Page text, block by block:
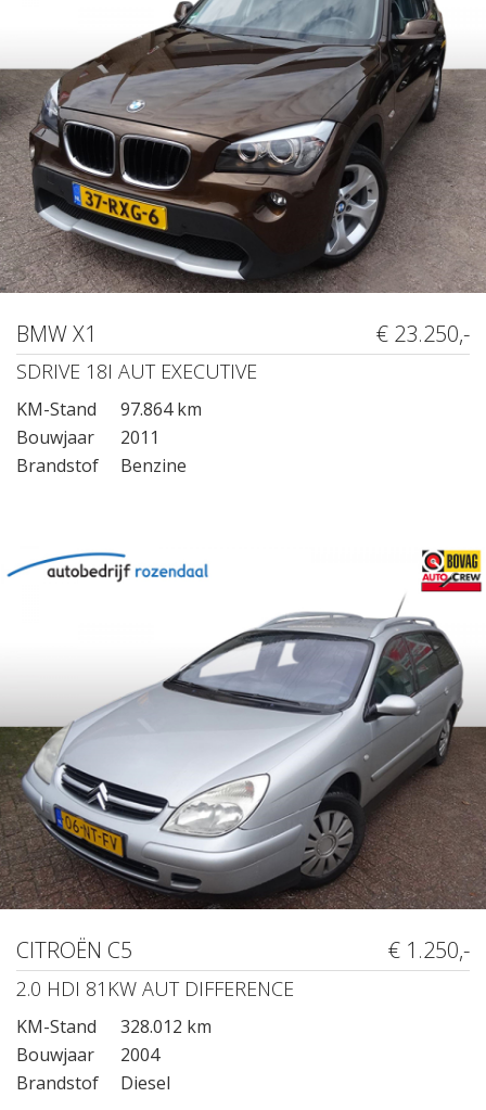
BMW X1 € 23.250,-
SDRIVE 18I AUT EXECUTIVE
KM-Stand
97.864 km
Bouwjaar
2011
Brandstof
Benzine
CITROËN C5 € 1.250,-
2.0 HDI 81KW AUT DIFFERENCE
KM-Stand
328.012 km
Bouwjaar
2004
Brandstof
Diesel